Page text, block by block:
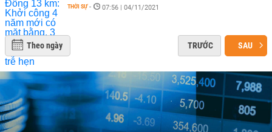
THỜI SỰ - 07:56 | 04/11/2021
Theo ngày TRƯỚC SAU